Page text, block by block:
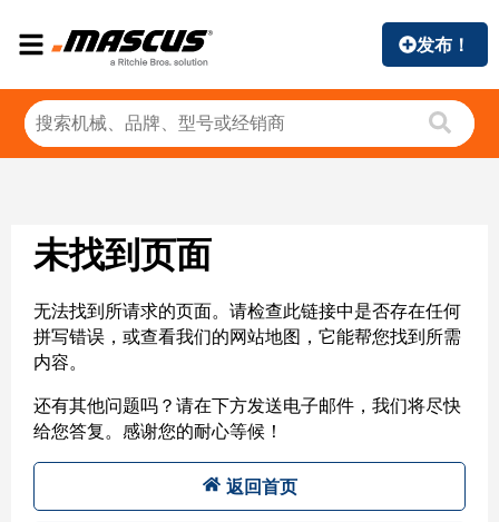
发布！
未找到页面
无法找到所请求的页面。请检查此链接中是否存在任何
拼写错误，或查看我们的网站地图，它能帮您找到所需
内容。
还有其他问题吗？请在下方发送电子邮件，我们将尽快
给您答复。感谢您的耐心等候！
返回首页